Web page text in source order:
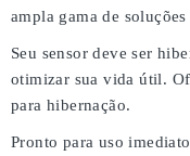
ampla gama de
Seu sensor deve ser
otimizar sua vida útil.
para hibernação.
Pronto para uso